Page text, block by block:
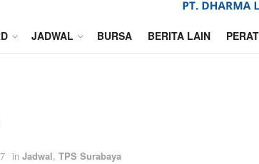
JADWAL BURSA BERITA LAIN
in Jadwal, TPS Surabaya